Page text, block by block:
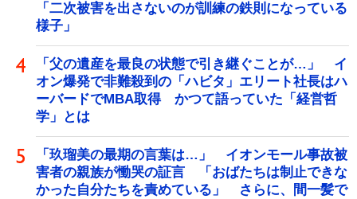
「二次被害を出さないのが訓練の鉄則になっている
様子」
「父の遺産を最良の状態で引き継ぐことが…」 イ
オン爆発で非難殺到の「ハビタ」エリート社長はハ
ーバードでMBA取得 かつて語っていた「経営哲
学」とは
「玖瑠美の最期の言葉は…」 イオンモール事故被
害者の親族が慟哭の証言 「おばたちは制止できな
かった自分たちを責めている」 さらに、間一髪で